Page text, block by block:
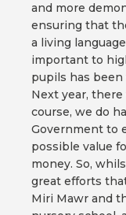
and more
ensuring that
a living
important to
pupils has
Next year,
course, we do
Government to
possible value
money. So,
great efforts
Miri Mawr and